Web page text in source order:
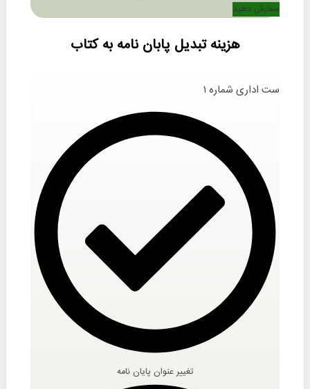
سفارش دهید
هزینه تبدیل پابان‌ نامه به کتاب
ست اداری شماره ۱
تغییر عنوان پایان نامه